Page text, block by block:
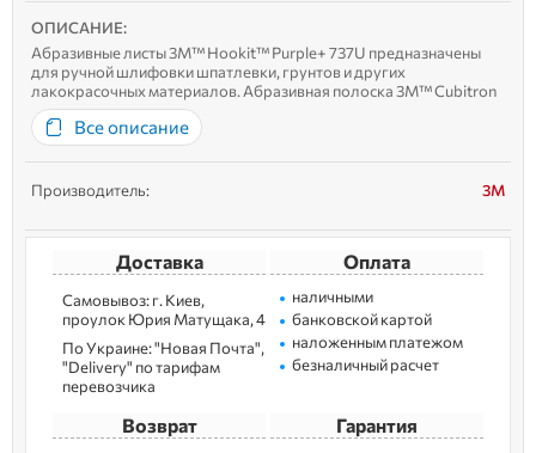
ОПИСАНИЕ:
Абразивные листы 3M™ Hookit™ Purple+ 737U предназначены
для ручной шлифовки шпатлевки, грунтов и других
лакокрасочных материалов. Абразивная полоска 3M™ Cubitron
II Hookit Clean Sanding 737U сочетает лучшие технологии 3M для
авторемонта. Ее долговечные треугольные зерна ориентирова...
Все описание
Производитель: 3M
Доставка
Самовывоз: г. Kиев,
пpoулoк Юрия Матущака, 4
По Украине: "Новая Почта",
"Delivery" по тарифам
перевозчика
Оплата
наличными
банковской картой
наложенным платежом
безналичный расчет
Возврат Гарантия